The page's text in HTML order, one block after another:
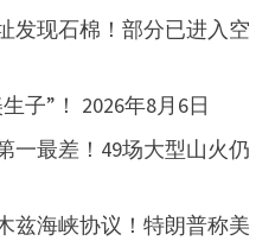
发现石棉！部分已进入空
子”！ 2026年8月6日
一最差！49场大型山火仍
兹海峡协议！特朗普称美